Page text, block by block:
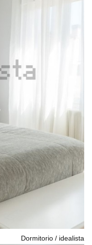
Dormitorio idealista